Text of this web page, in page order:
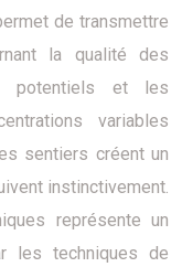
de transmettre
la qualité des
potentiels et les
variables
sentiers créent un
instinctivement.
représente un
les techniques de